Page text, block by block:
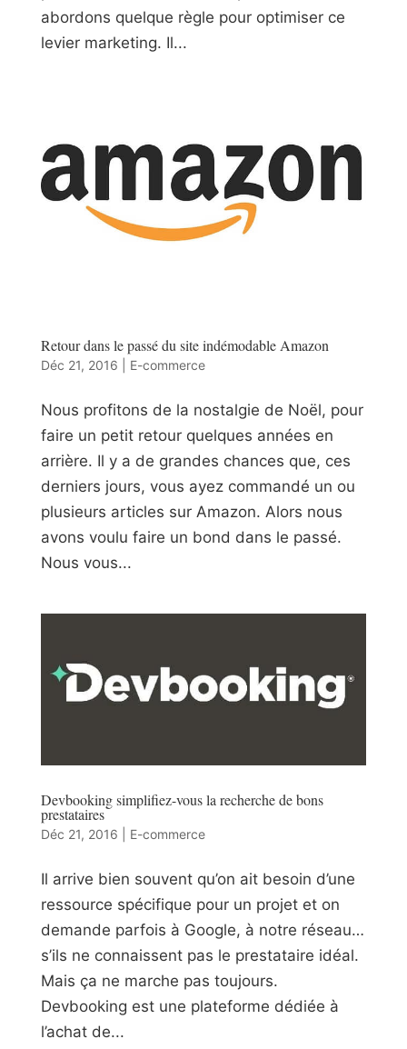
abordons quelque règle pour optimiser ce
levier marketing. Il...
Retour dans le passé du site indémodable Amazon
Déc 21, 2016 E-commerce
Nous profitons de la nostalgie de Noël, pour
faire un petit retour quelques années en
arrière. Il y a de grandes chances que, ces
derniers jours, vous ayez commandé un ou
plusieurs articles sur Amazon. Alors nous
avons voulu faire un bond dans le passé.
Nous vous...
Devbooking simplifiez-vous la recherche de bons
prestataires
Déc 21, 2016 E-commerce
Il arrive bien souvent qu’on ait besoin d’une
ressource spécifique pour un projet et on
demande parfois à Google, à notre réseau…
s’ils ne connaissent pas le prestataire idéal.
Mais ça ne marche pas toujours.
Devbooking est une plateforme dédiée à
l’achat de...